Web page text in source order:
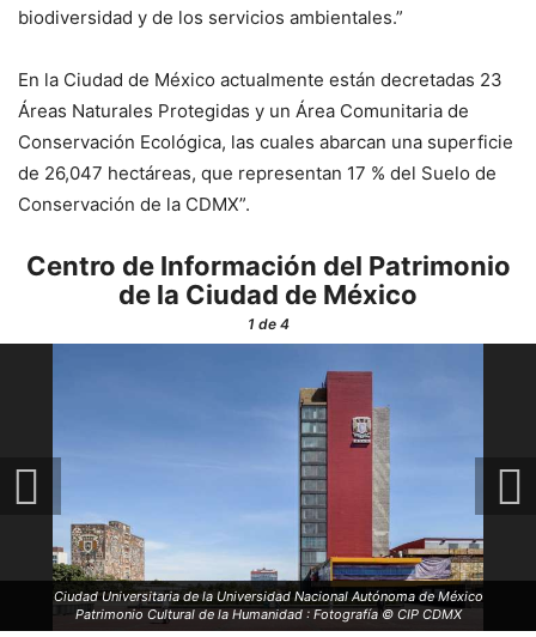
biodiversidad y de los servicios ambientales.”
En la Ciudad de México actualmente están decretadas 23
Áreas Naturales Protegidas y un Área Comunitaria de
Conservación Ecológica, las cuales abarcan una superficie
de 26,047 hectáreas, que representan 17 % del Suelo de
Conservación de la CDMX”.
Centro de Información del Patrimonio
de la Ciudad de México
1de 4
Ciudad Universitaria de la Universidad Nacional Autónoma de México
Patrimonio Cultural de la Humanidad : Fotografía © CIP CDMX